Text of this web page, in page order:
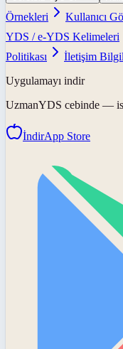
Örnekleri
Kullanıcı
YDS / e-YDS Kelimeleri
Politikası
İletişim
Uygulamayı indir
UzmanYDS cebinde —
İndirApp Store